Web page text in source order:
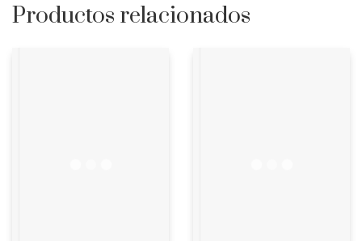
Productos relacionados